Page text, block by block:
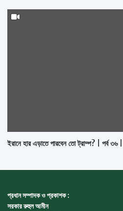
ইরানে হার এড়াতে পারবেন তো ট্রাম্প? | পর্ব ৩৬
প্রধান সম্পাদক ও প্রকাশক :
সরকার রুহুল আমীন